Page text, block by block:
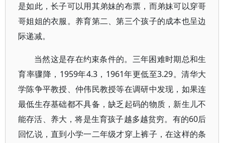
是如此，长子可以用其弟妹的布票，而弟妹可以穿哥
哥姐姐的衣服。养育第二、第三个孩子的成本也呈边
际递减。
当然这是存在约束条件的。三年困难时期总和生
育率骤降，1959年4.3，1961年更低至3.29。清华大
学陈争平教授、仲伟民教授等在调研中发现，如果连
最低生存基础都不具备，缺乏起码的物质，新生儿不
能存活、养大，将是生育孩子越多越贫穷。有的60后
回忆说，直到小学一二年级才穿上裤子，在这样的条